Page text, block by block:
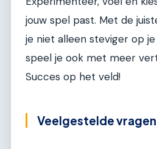
jouw spel past. Met de
je niet alleen steviger op
speel je ook met meer
Succes op het veld!
Veelgestelde vragen